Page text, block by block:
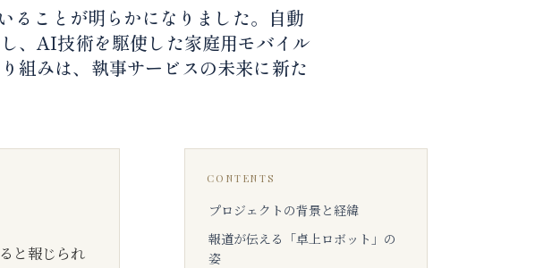
ることが明らかになりました。自動
、AI技術を駆使した家庭用モバイル
組みは、執事サービスの未来に新た
と報じられ
CONTENTS
プロジェクトの背景と経緯
報道が伝える「卓上ロボット」の
姿